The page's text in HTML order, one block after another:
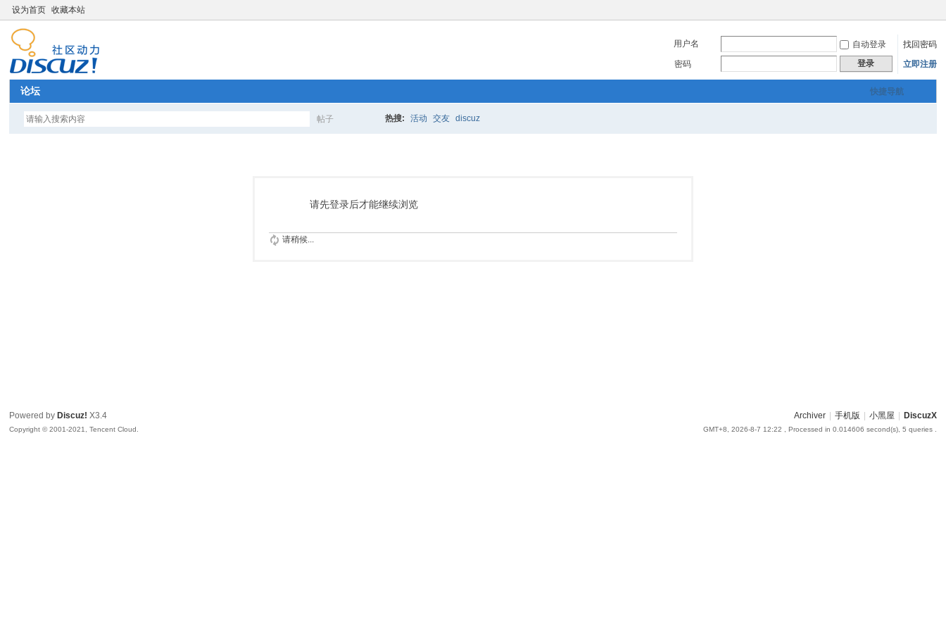
设为首页 收藏本站
用户名 自动登录
找回密码
密码
登录 立即注册
快捷导航
论坛
帖子
索
热搜: 活动 交友 discuz
请先登录后才能继续浏览
请稍候...
Archiver 手机版 小黑屋 DiscuzX
GMT+8, 2026-8-7 12:22 , Processed in 0.014606 second(s), 5 queries .
Powered by Discuz! X3.4
Copyright © 2001-2021, Tencent Cloud.